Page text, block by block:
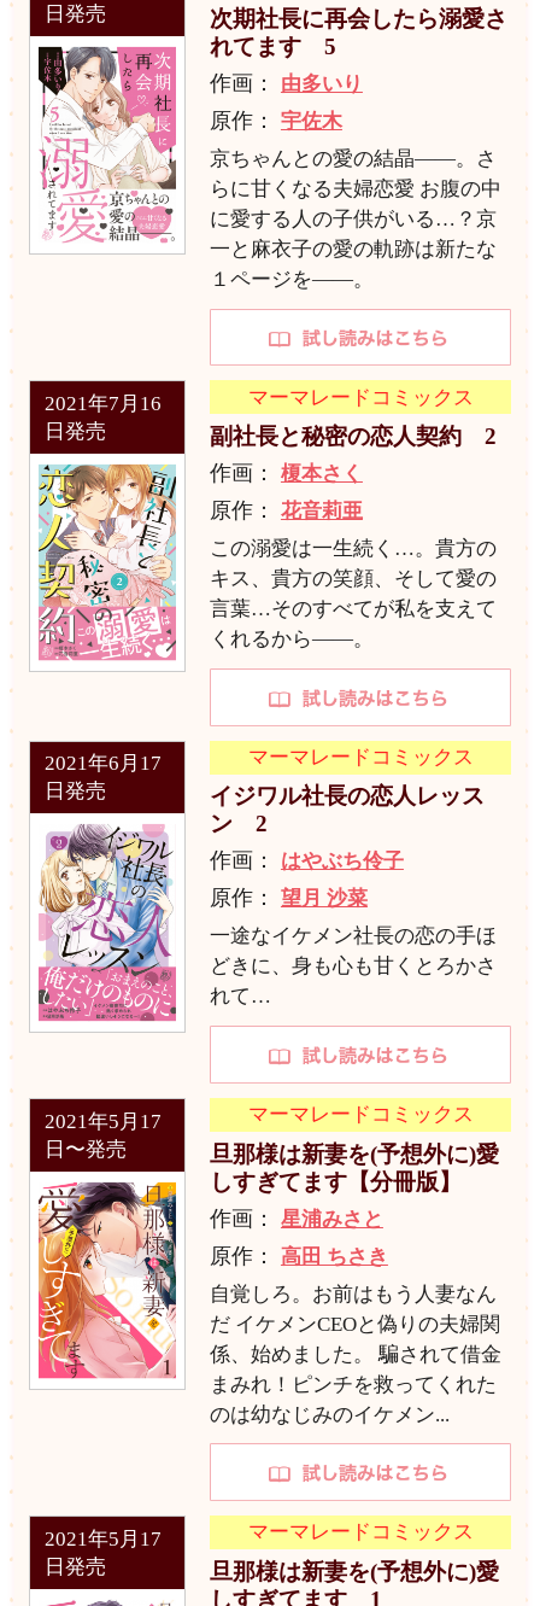
日発売
次期社長に再会したら溺愛さ
れてます 5
作画： 由多いり
原作： 宇佐木
京ちゃんとの愛の結晶――。さ
らに甘くなる夫婦恋愛 お腹の中
に愛する人の子供がいる…？京
一と麻衣子の愛の軌跡は新たな
１ページを――。
2021年7月16
日発売
マーマレードコミックス
副社長と秘密の恋人契約 2
作画： 榎本さく
原作： 花音莉亜
この溺愛は一生続く…。貴方の
キス、貴方の笑顔、そして愛の
言葉…そのすべてが私を支えて
くれるから――。
2021年6月17
日発売
マーマレードコミックス
イジワル社長の恋人レッス
ン 2
作画： はやぶち伶子
原作： 望月 沙菜
一途なイケメン社長の恋の手ほ
どきに、身も心も甘くとろかさ
れて…
2021年5月17
日〜発売
マーマレードコミックス
旦那様は新妻を(予想外に)愛
しすぎてます【分冊版】
作画： 星浦みさと
原作： 高田 ちさき
自覚しろ。お前はもう人妻なん
だ イケメンCEOと偽りの夫婦関
係、始めました。 騙されて借金
まみれ！ピンチを救ってくれた
のは幼なじみのイケメン...
2021年5月17
日発売
マーマレードコミックス
旦那様は新妻を(予想外に)愛
しすぎてます 1